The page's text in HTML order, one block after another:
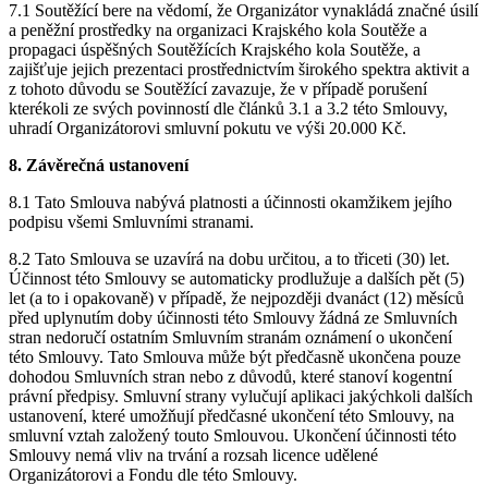
7.1 Soutěžící bere na vědomí, že Organizátor vynakládá značné úsilí
a peněžní prostředky na organizaci Krajského kola Soutěže a
propagaci úspěšných Soutěžících Krajského kola Soutěže, a
zajišťuje jejich prezentaci prostřednictvím širokého spektra aktivit a
z tohoto důvodu se Soutěžící zavazuje, že v případě porušení
kterékoli ze svých povinností dle článků 3.1 a 3.2 této Smlouvy,
uhradí Organizátorovi smluvní pokutu ve výši 20.000 Kč.
8. Závěrečná ustanovení
8.1 Tato Smlouva nabývá platnosti a účinnosti okamžikem jejího
podpisu všemi Smluvními stranami.
8.2 Tato Smlouva se uzavírá na dobu určitou, a to třiceti (30) let.
Účinnost této Smlouvy se automaticky prodlužuje a dalších pět (5)
let (a to i opakovaně) v případě, že nejpozději dvanáct (12) měsíců
před uplynutím doby účinnosti této Smlouvy žádná ze Smluvních
stran nedoručí ostatním Smluvním stranám oznámení o ukončení
této Smlouvy. Tato Smlouva může být předčasně ukončena pouze
dohodou Smluvních stran nebo z důvodů, které stanoví kogentní
právní předpisy. Smluvní strany vylučují aplikaci jakýchkoli dalších
ustanovení, které umožňují předčasné ukončení této Smlouvy, na
smluvní vztah založený touto Smlouvou. Ukončení účinnosti této
Smlouvy nemá vliv na trvání a rozsah licence udělené
Organizátorovi a Fondu dle této Smlouvy.